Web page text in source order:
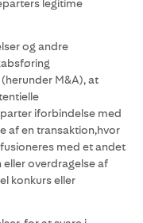
legitime
og andre
M&A), at
iforbindelse med
af en transaktion,hvor
med et andet
eller overdragelse af
konkurs eller